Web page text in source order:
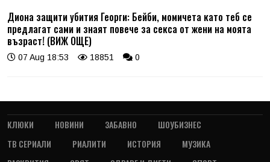
Диона защити убития Георги: Бейби, момичета като теб се
предлагат сами и знаят повече за секса от жени на моята
възраст! (ВИЖ ОЩЕ)
07 Aug 18:53 18851 0
КЛЮКИ НОВИНИ ЗАБАВНО
ШОУБИЗНЕС
ТВ СЕРИАЛИ
РИАЛИТИ ИСТОРИЯ
МУЗИКА